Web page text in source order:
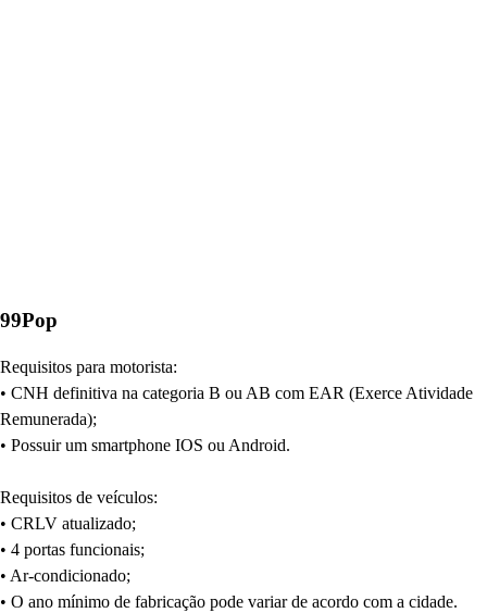
99Pop
Requisitos para motorista:
• CNH definitiva na categoria B ou AB com EAR (Exerce Atividade
Remunerada);
• Possuir um smartphone IOS ou Android.
Requisitos de veículos:
• CRLV atualizado;
• 4 portas funcionais;
• Ar-condicionado;
• O ano mínimo de fabricação pode variar de acordo com a cidade.